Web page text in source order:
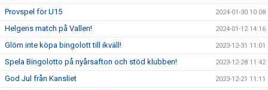
Provspel för U15 2024-01-30 10:08
Helgens match på Vallen! 2024-01-12 14:16
Glöm inte köpa bingolott till ikväll! 2023-12-31 11:01
Spela Bingolotto på nyårsafton och stöd klubben! 2023-12-28 11:42
God Jul från Kansliet 2023-12-21 11:11